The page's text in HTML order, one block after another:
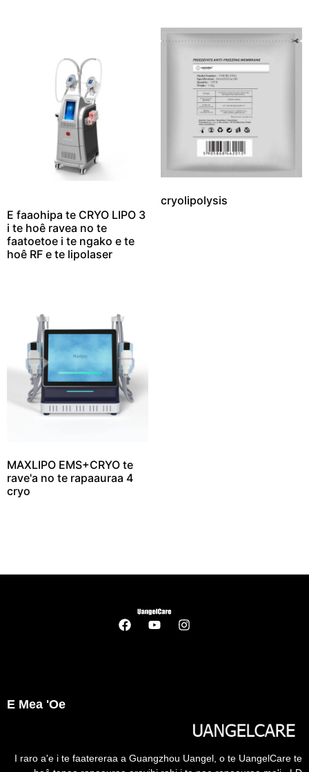
E faaohipa te CRYO LIPO 3
i te hoê ravea no te
faatoetoe i te ngako e te
hoê RF e te lipolaser
cryolipolysis
MAXLIPO EMS+CRYO te
rave'a no te rapaauraa 4
cryo
E Mea 'oe
I raro a'e i te faatereraa a Guangzhou Uangel, o te UangelCare te